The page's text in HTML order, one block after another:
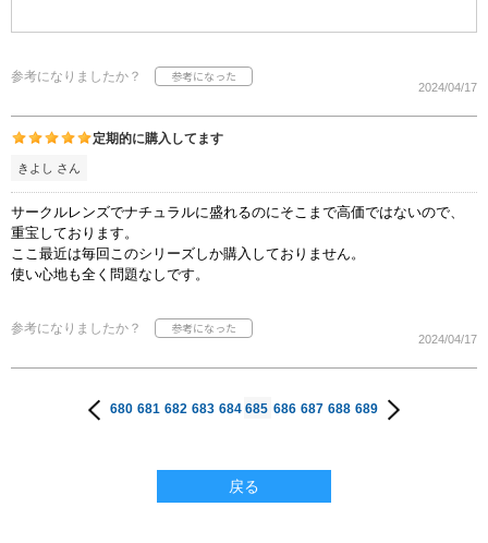
参考になりましたか？
2024/04/17
定期的に購入してます
きよし さん
サークルレンズでナチュラルに盛れるのにそこまで高価ではないので、
重宝しております。
ここ最近は毎回このシリーズしか購入しておりません。
使い心地も全く問題なしです。
参考になりましたか？
2024/04/17
680 681 682 683 684 685 686 687 688 689
戻る